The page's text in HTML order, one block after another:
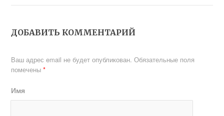
эксплуатации
Охранные системы
систем
современном мире
ДОБАВИТЬ КОММЕНТАРИЙ
Ваш адрес email не будет опубликован. Обязательные поля
помечены*
Имя